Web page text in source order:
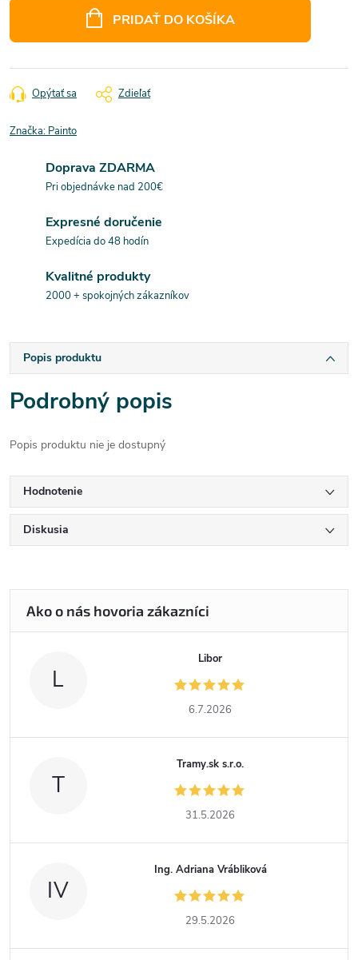
PRIDAŤ DO KOŠÍKA
Opýtať sa Zdieľať
Značka: Painto
Doprava ZDARMA
Pri objednávke nad 200€
Expresné doručenie
Expedícia do 48 hodín
Kvalitné produkty
2000 + spokojných zákazníkov
Popis produktu
Podrobný popis
Popis produktu nie je dostupný
Hodnotenie
Diskusia
L
Libor
6.7.2026
T
Tramy.sk s.r.o.
31.5.2026
IV
Ing. Adriana Vrábliková
29.5.2026